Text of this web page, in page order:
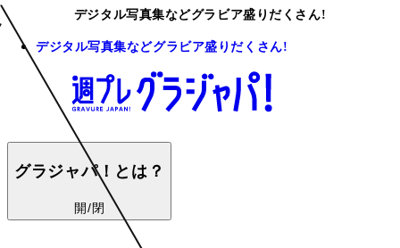
デジタル写真集などグラビア盛りだくさん!
デジタル写真集などグラビア盛りだくさん!
グラジャパ！とは？
開/閉